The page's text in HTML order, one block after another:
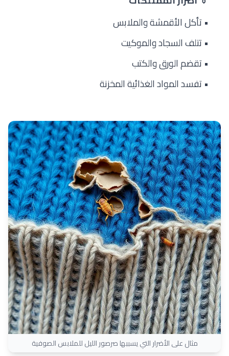
• تأكل الأقمشة والملابس
• تتلف السجاد والموكيت
• تقضم الورق والكتب
• تفسد المواد الغذائية المخزنة
مثال على الأضرار التي يسببها صرصور الليل للملابس الصوفية